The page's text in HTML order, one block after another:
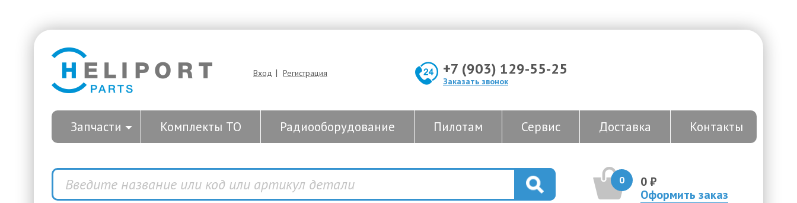
Вход | Регистрация +7 (903) 129-55-25
Заказать звонок
Запчасти Комплекты ТО Радиооборудование Пилотам Сервис Доставка Контакты
0
0 ₽
Оформить заказ